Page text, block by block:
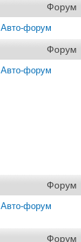
Форум
Авто-форум
Форум
Авто-форум
Форум
Авто-форум
Форум